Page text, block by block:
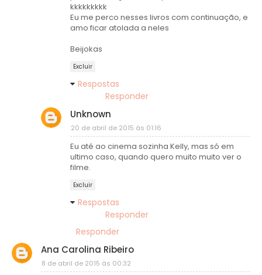
kkkkkkkkk
Eu me perco nesses livros com continuação, e
amo ficar atolada a neles
Beijokas
Excluir
Respostas
Responder
Unknown
20 de abril de 2015 às 01:16
Eu até ao cinema sozinha Kelly, mas só em
ultimo caso, quando quero muito muito ver o
filme.
Excluir
Respostas
Responder
Responder
Ana Carolina Ribeiro
8 de abril de 2015 às 00:32